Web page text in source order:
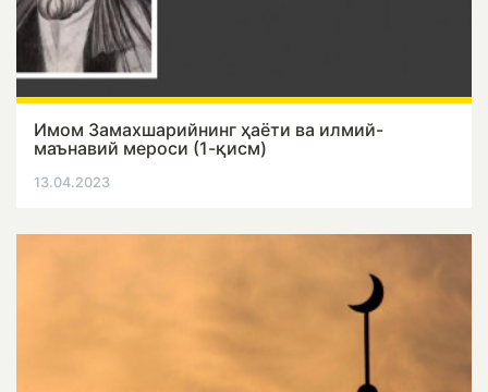
Имом Замахшарийнинг ҳаёти ва илмий-
маънавий мероси (1-қисм)
13.04.2023